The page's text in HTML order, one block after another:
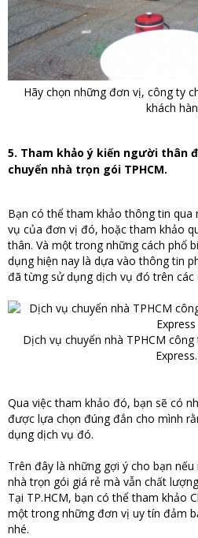
Hãy chọn những đơn vị, công ty
khách
5. Tham khảo ý kiến người thân
chuyển nhà trọn gói TPHCM.
Bạn có thể tham khảo thông tin qua
vụ của đơn vị đó, hoặc tham khảo
thân. Và một trong những cách phổ
dụng hiện nay là dựa vào thông tin
đã từng sử dụng dịch vụ đó trên
Dịch vụ chuyển nhà TPHCM
Express.
Qua việc tham khảo đó, bạn sẽ có
được lựa chọn đúng đắn cho mình
dụng dịch vụ đó.
Trên đây là những gợi ý cho bạn
nhà trọn gói giá rẻ mà vẫn chất
Tại TP.HCM, bạn có thể tham khảo
một trong những đơn vị uy tín đảm
nhé.